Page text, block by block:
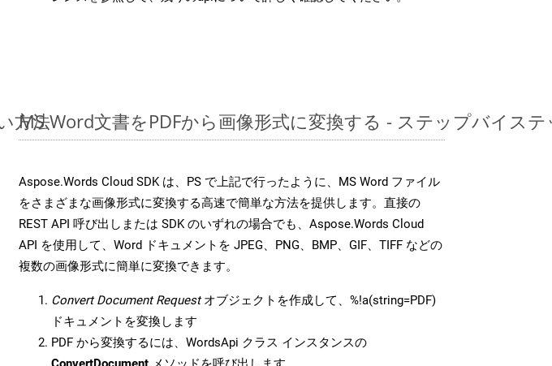
方法
MS Word文書をPDFから画像形式に変換する - ステップバイス
Aspose.Words Cloud SDK は、PS で上記で行ったように、MS Word ファイル
をさまざまな画像形式に変換する高速で簡単な方法を提供します。直接の
REST API 呼び出しまたは SDK のいずれの場合でも、Aspose.Words Cloud
API を使用して、Word ドキュメントを JPEG、PNG、BMP、GIF、TIFF などの
複数の画像形式に簡単に変換できます。
Convert Document Requestオブジェクトを作成して、%!a(string=PDF)
ドキュメントを変換します
PDF から変換するには、WordsApi クラス インスタンスの